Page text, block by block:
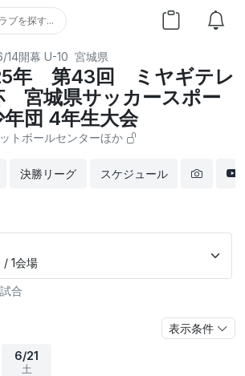
ブを探す...
14開幕 U-10 宮城県
年 第43回 ミヤギテレ
宮城県サッカースポー
年団 4年生大会
トボールセンターほか
決勝リーグ スケジュール
合
表示条件
6/21
土